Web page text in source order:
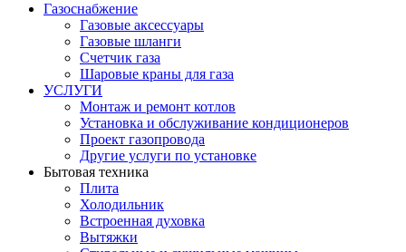
Газоснабжение
Газовые аксессуары
Газовые шланги
Счетчик газа
Шаровые краны для газа
УСЛУГИ
Монтаж и ремонт котлов
Установка и обслуживание кондиционеров
Проект газопровода
Другие услуги по установке
Бытовая техника
Плита
Холодильник
Встроенная духовка
Вытяжки